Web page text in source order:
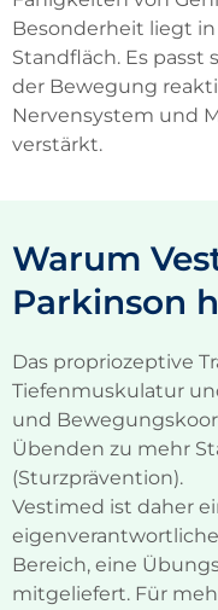
Besonderheit liegt
Standfläch. Es passt
der Bewegung
Nervensystem und
verstärkt.
Warum
Parkinson
Das propriozeptive
Tiefenmuskulatur
und
Übenden zu mehr
(Sturzprävention).
Vestimed ist daher
eigenverantwortliche
Bereich, eine
mitgeliefert. Für